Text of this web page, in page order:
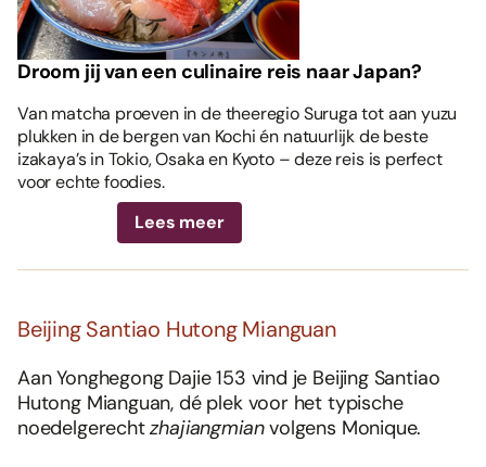
Droom jij van een culinaire reis naar Japan?
Van matcha proeven in de theeregio Suruga tot aan yuzu
plukken in de bergen van Kochi én natuurlijk de beste
izakaya’s in Tokio, Osaka en Kyoto – deze reis is perfect
voor echte foodies.
Lees meer
Beijing Santiao Hutong Mianguan
Aan Yonghegong Dajie 153 vind je Beijing Santiao
Hutong Mianguan, dé plek voor het typische
noedelgerechtzhajiangmianvolgens Monique.